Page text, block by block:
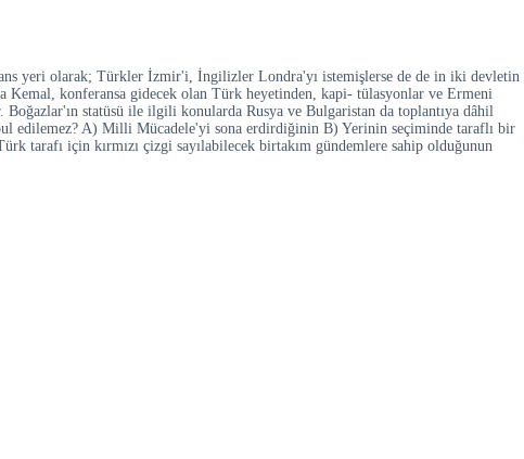
yeri olarak; Türkler İzmir'i, İngilizler Londra'yı istemişlerse de de in iki devletin
Kemal, konferansa gidecek olan Türk heyetinden, kapi- tülasyonlar ve Ermeni
statüsü ile ilgili konularda Rusya ve Bulgaristan da toplantıya dâhil
edilemez? A) Milli Mücadele'yi sona erdirdiğinin B) Yerinin seçiminde taraflı bir
tarafı için kırmızı çizgi sayılabilecek birtakım gündemlere sahip olduğunun